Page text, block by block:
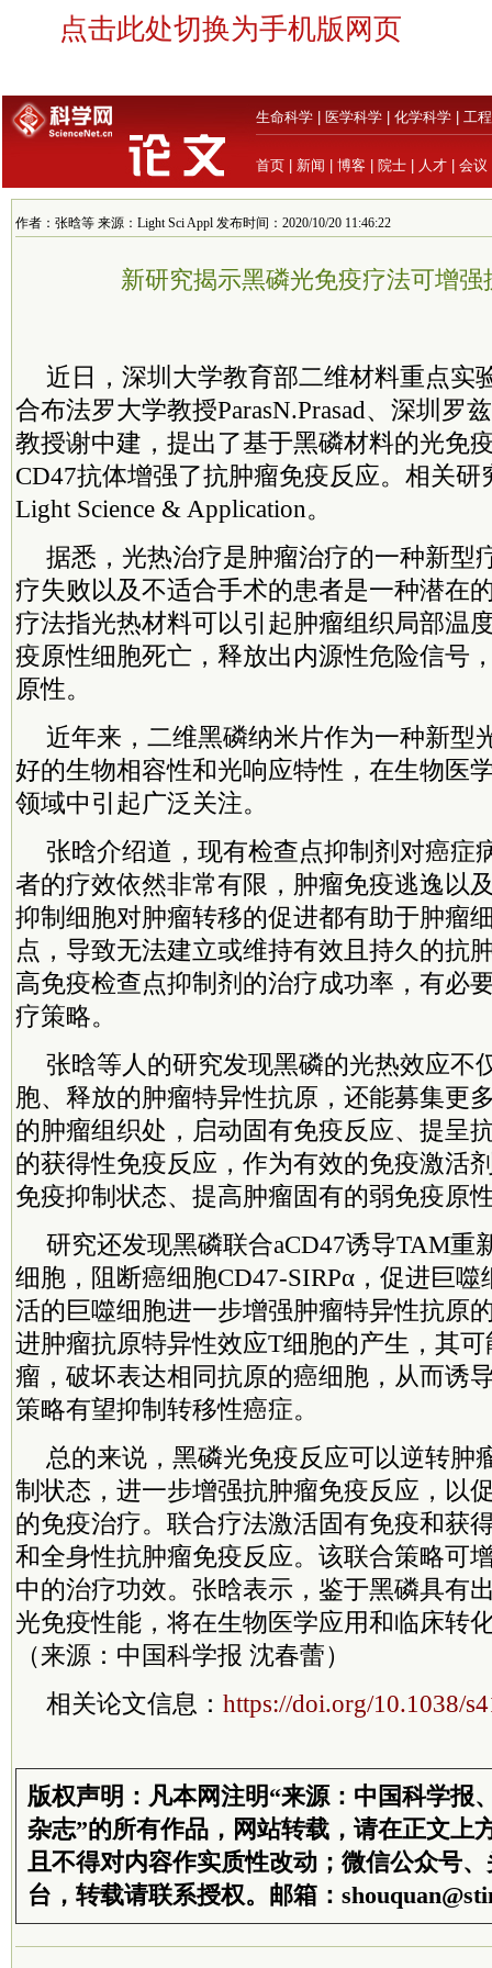
点击此处切换为手机版网页
生命科学 医学科学 化学科学 工
首页 新闻 博客 院士 人才 会议
作者：张晗等 来源：Light Sci Appl 发布时间：2020/10/20 11:46:22
新研究揭示黑磷光免疫疗法可增强
近日，深圳大学教育部二维材料重点实
合布法罗大学教授ParasN.Prasad、深圳罗
教授谢中建，提出了基于黑磷材料的光免
CD47抗体增强了抗肿瘤免疫反应。相关研
Light Science & Application。
据悉，光热治疗是肿瘤治疗的一种新型
疗失败以及不适合手术的患者是一种潜在
疗法指光热材料可以引起肿瘤组织局部温
疫原性细胞死亡，释放出内源性危险信号
原性。
近年来，二维黑磷纳米片作为一种新型
好的生物相容性和光响应特性，在生物医
领域中引起广泛关注。
张晗介绍道，现有检查点抑制剂对癌症
者的疗效依然非常有限，肿瘤免疫逃逸以
抑制细胞对肿瘤转移的促进都有助于肿瘤
点，导致无法建立或维持有效且持久的抗
高免疫检查点抑制剂的治疗成功率，有必
疗策略。
张晗等人的研究发现黑磷的光热效应不
胞、释放的肿瘤特异性抗原，还能募集更
的肿瘤组织处，启动固有免疫反应、提呈
的获得性免疫反应，作为有效的免疫激活
免疫抑制状态、提高肿瘤固有的弱免疫原
研究还发现黑磷联合aCD47诱导TAM重
细胞，阻断癌细胞CD47-SIRPα，促进巨
活的巨噬细胞进一步增强肿瘤特异性抗原
进肿瘤抗原特异性效应T细胞的产生，其
瘤，破坏表达相同抗原的癌细胞，从而诱
策略有望抑制转移性癌症。
总的来说，黑磷光免疫反应可以逆转肿
制状态，进一步增强抗肿瘤免疫反应，以
的免疫治疗。联合疗法激活固有免疫和获
和全身性抗肿瘤免疫反应。该联合策略可
中的治疗功效。张晗表示，鉴于黑磷具有
光免疫性能，将在生物医学应用和临床转
（来源：中国科学报 沈春蕾）
相关论文信息： https://doi.org/10.1038/
版权声明：凡本网注明“来源：中国科学报
杂志”的所有作品，网站转载，请在正文上
且不得对内容作实质性改动；微信公众号
台，转载请联系授权。邮箱：